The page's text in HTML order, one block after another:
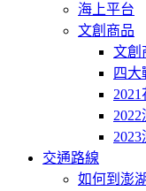
海上平台
文創商品
文創
四大
交通路線
如何到澎湖